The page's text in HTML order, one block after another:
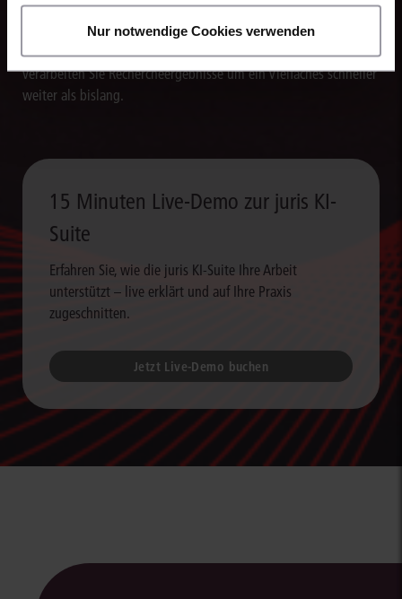
Nur notwendige Cookies verwenden
Die juris KI-Suite erstellt in Sekunden Textentwürfe für
Schriftsätze, Stellungnahmen und andere Dokumente. So
verarbeiten Sie Rechercheergebnisse um ein Vielfaches schneller
weiter als bislang.
15 Minuten Live-Demo zur juris KI-
Suite
Erfahren Sie, wie die juris KI-Suite Ihre Arbeit
unterstützt – live erklärt und auf Ihre Praxis
zugeschnitten.
Jetzt Live-Demo buchen